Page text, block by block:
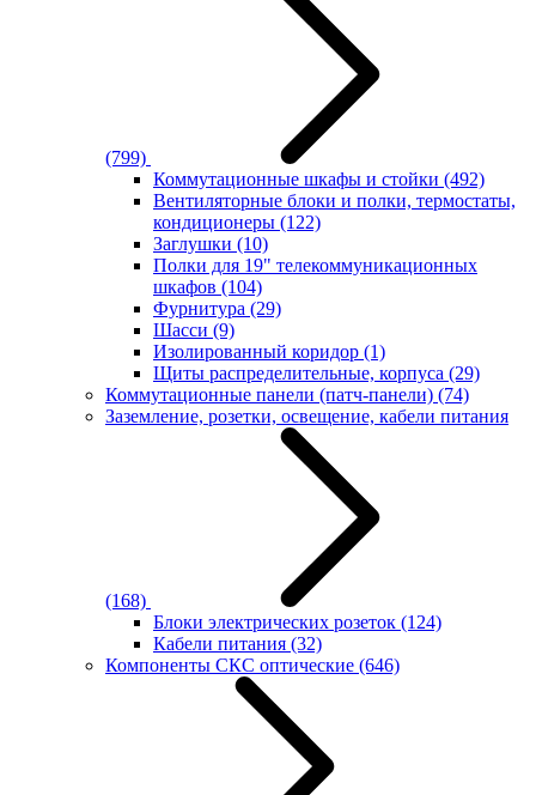
(799)
Коммутационные шкафы и стойки (492)
Вентиляторные блоки и полки, термостаты,
кондиционеры (122)
Заглушки (10)
Полки для 19" телекоммуникационных
шкафов (104)
Фурнитура (29)
Шасси (9)
Изолированный коридор (1)
Щиты распределительные, корпуса (29)
Коммутационные панели (патч-панели) (74)
Заземление, розетки, освещение, кабели питания
(168)
Блоки электрических розеток (124)
Кабели питания (32)
Компоненты СКС оптические (646)